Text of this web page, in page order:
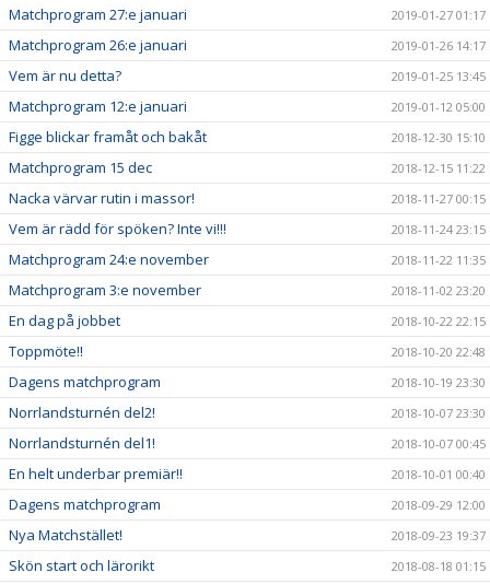
Matchprogram 27:e januari 2019-01-27 01:17
Matchprogram 26:e januari 2019-01-26 14:17
Vem är nu detta? 2019-01-25 13:45
Matchprogram 12:e januari 2019-01-12 05:00
Figge blickar framåt och bakåt 2018-12-30 15:10
Matchprogram 15 dec 2018-12-15 11:22
Nacka värvar rutin i massor! 2018-11-27 00:15
Vem är rädd för spöken? Inte vi!!! 2018-11-24 23:15
Matchprogram 24:e november 2018-11-22 11:35
Matchprogram 3:e november 2018-11-02 23:20
En dag på jobbet 2018-10-22 22:15
Toppmöte!! 2018-10-20 22:48
Dagens matchprogram 2018-10-19 23:30
Norrlandsturnén del2! 2018-10-07 23:30
Norrlandsturnén del1! 2018-10-07 00:45
En helt underbar premiär!! 2018-10-01 00:40
Dagens matchprogram 2018-09-29 12:00
Nya Matchstället! 2018-09-23 19:37
Skön start och lärorikt 2018-08-18 01:15